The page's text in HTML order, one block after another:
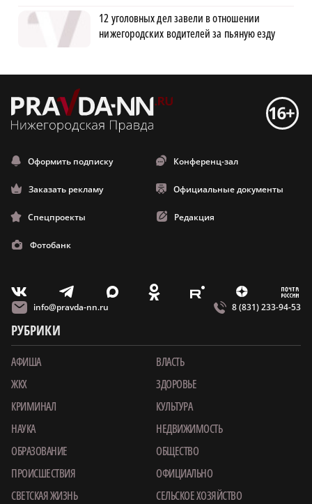
12 уголовных дел завели в отношении
нижегородских водителей за пьяную езду
Оформить подписку Конференц-зал
Заказать рекламу Официальные документы
Спецпроекты Редакция
Фотобанк
V T X O E Z m
info@pravda-nn.ru 8 (831) 233-94-53
РУБРИКИ
АФИША
ВЛАСТЬ
ЖКХ
ЗДОРОВЬЕ
КРИМИНАЛ
КУЛЬТУРА
НАУКА
НЕДВИЖИМОСТЬ
ОБРАЗОВАНИЕ
ОБЩЕСТВО
ПРОИСШЕСТВИЯ
ОФИЦИАЛЬНО
СВЕТСКАЯ ЖИЗНЬ
СЕЛЬСКОЕ ХОЗЯЙСТВО